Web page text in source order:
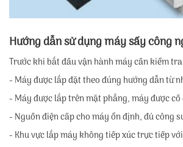
Hướng dẫn sử dụng máy sấy công
Trước khi bắt đầu vận hành máy cần kiểm
- Máy được lắp đặt theo đúng hướng dẫn từ
- Máy được lắp trên mặt phẳng, máy được
- Nguồn điện cấp cho máy ổn định, đủ công
- Khu vực lắp máy không tiếp xúc trực tiếp